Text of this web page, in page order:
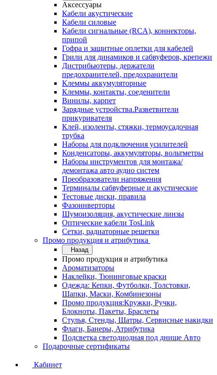
Аксессуары
Кабели акустические
Кабели силовые
Кабели сигнальные (RCA), коннекторы,
припой
Гофра и защитные оплетки для кабелей
Грили для динамиков и сабвуферов, крепежи
Дистрибьютеры, держатели
предохранителей, предохранители
Клеммы аккумуляторные
Клеммы, контакты, соеденители
Винилы, карпет
Зарядные устройства.Разветвители
прикуривателя
Клей, изоленты, стяжки, термоусадочная
трубка
Наборы для подключения усилителей
Конденсаторы, аккумуляторы, вольтметры
Наборы инструментов для монтажа/
демонтажа авто аудио систем
Преобразователи напряжения
Терминалы сабвуферные и акустические
Тестовые диски, правила
Фазоинверторы
Шумоизоляция, акустические линзы
Оптические кабели TosLink
Сетки, радиаторные решетки
Промо продукция и атрибутика
Назад
Промо продукция и атрибутика
Ароматизаторы
Наклейки, Тюнинговые краски
Одежда: Кепки, Футболки, Толстовки,
Шапки, Маски, Комбинезоны
Промо продукция:Кружки, Ручки,
Блокноты, Пакеты, Браслеты
Стулья, Стенды, Шатры, Сервисные накидки
Флаги, Банеры, Атрибутика
Подсветка светодиодная под днище Авто
Подарочные сертификаты
Кабинет